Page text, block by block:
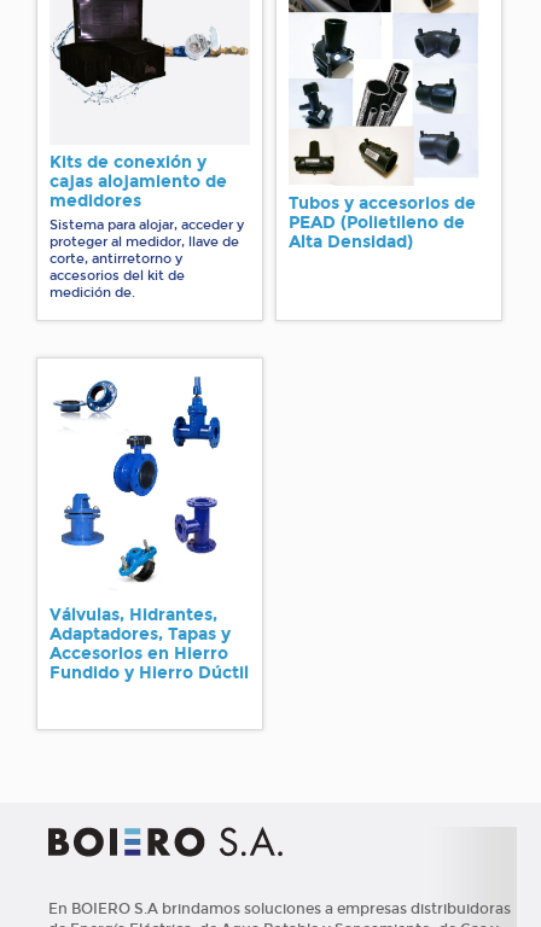
Kits de conexión y
cajas alojamiento de
medidores
Sistema para alojar, acceder y
proteger al medidor, llave de
corte, antirretorno y
accesorios del kit de
medición de.
Tubos y accesorios de
PEAD (Polietileno de
Alta Densidad)
Válvulas, Hidrantes,
Adaptadores, Tapas y
Accesorios en Hierro
Fundido y Hierro Dúctil
En BOIERO S.A brindamos soluciones a empresas distribuidoras